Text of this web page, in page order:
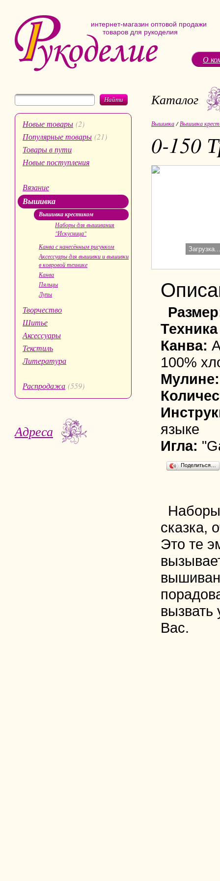
интернет-магазин оптовой продажи
товаров для рукоделия
О
Найти
Новые товары (2)
Популярные товары (21)
Товары в пути
Новые поступления
Вязание
Вышивка
Вышивка крестиком
Наборы для вышивания
"Искусница"
Канва с нанесённым рисунком
Аксессуары для вышивки и вышивки
в ковровой технике
Канва
Пяльцы
Лупы
Творчество
Шитье
Аксессуары
Текстиль
Литература
Распродажа (559)
Адреса
Каталог
Вышивка /Вышивка
0-150
Канва:
100%
Мулине:
языке
Игла:
Поделиться…
сказка,
Это те
вызвать
Вас.